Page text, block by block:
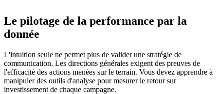
Le pilotage de la performance par la
donnée
L'intuition seule ne permet plus de valider une stratégie de
communication. Les directions générales exigent des preuves de
l'efficacité des actions menées sur le terrain. Vous devez apprendre à
manipuler des outils d'analyse pour mesurer le retour sur
investissement de chaque campagne.